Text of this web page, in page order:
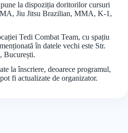
la dispoziția doritorilor cursuri
Jiu Jitsu Brazilian, MMA, K-1,
Tedi Combat Team, cu spațiu
în datele vechi este Str.
București.
la înscriere, deoarece programul,
fi actualizate de organizator.